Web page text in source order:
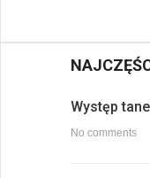
Występ
No comments